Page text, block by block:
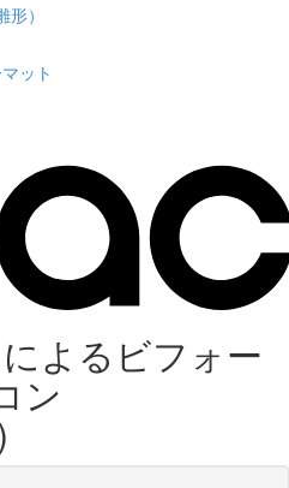
）
ット
よるビフォー
ン